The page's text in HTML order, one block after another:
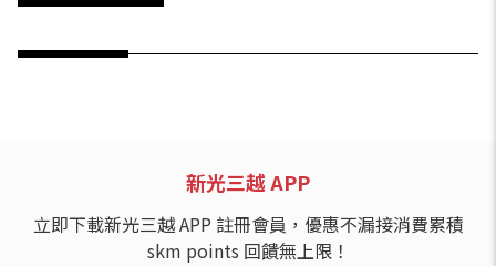
新光三越 APP
立即下載新光三越 APP 註冊會員，優惠不漏接消費累積
skm points 回饋無上限！